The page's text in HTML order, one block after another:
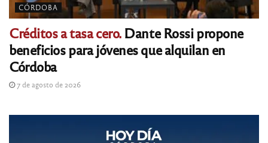
CÓRDOBA
Créditos a tasa cero.Dante Rossi propone
beneficios para jóvenes que alquilan en
Córdoba
7 de agosto de 2026